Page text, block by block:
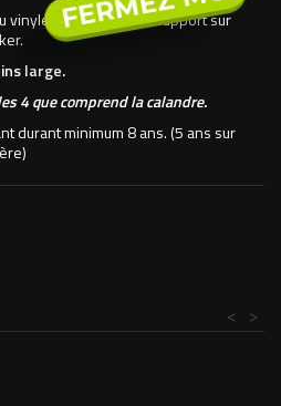
vinyle, le fond sera le support sur
large.
4 que comprend la calandre.
durant minimum 8 ans. (5 ans sur
>
<